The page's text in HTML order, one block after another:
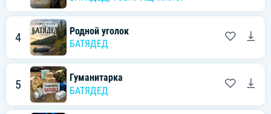
Ты служи и не дрейфь перед пламенем
Честь Отчизны своей сохрани
Под родным и под гордым знаменем
Сквозь огонь и сквозь дым иди
4
Родной уголок
БАТЯДЕД
5
Гуманитарка
БАТЯДЕД